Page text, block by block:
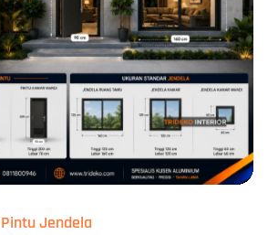
Jendela